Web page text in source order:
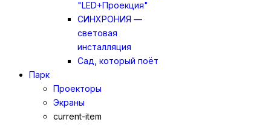
"LED+Проекция"
СИНХРОНИЯ —
световая
инсталляция
Сад, который поёт
Парк
Проекторы
Экраны
current-item